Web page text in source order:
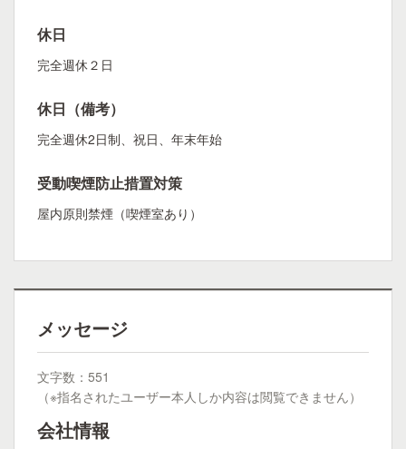
休日
完全週休２日
休日（備考）
完全週休2日制、祝日、年末年始
受動喫煙防止措置対策
屋内原則禁煙（喫煙室あり）
メッセージ
文字数：551
（※指名されたユーザー本人しか内容は閲覧できません）
会社情報